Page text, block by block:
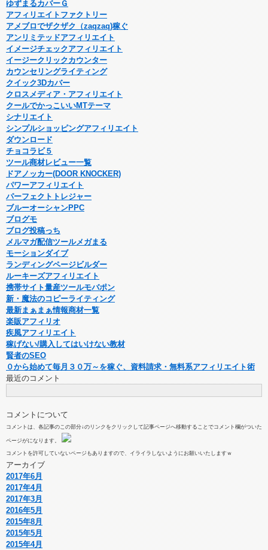
ゆずまるカバーＧ
アフィリエイトファクトリー
アメブロでザクザク（zaqzaq)稼ぐ
アンリミテッドアフィリエイト
イメージチェックアフィリエイト
イージークリックカウンター
カウンセリングライティング
クイック3Dカバー
クロスメディア・アフィリエイト
クールでかっこいいMTテーマ
シナリエイト
シンプルショッピングアフィリエイト
ダウンロード
チョコラビ５
ツール商材レビュー一覧
ドアノッカー(DOOR KNOCKER)
パワーアフィリエイト
パーフェクトトレジャー
ブルーオーシャンPPC
ブログモ
ブログ投稿っち
メルマガ配信ツールメガまる
モーションダイブ
ランディングページビルダー
ルーキーズアフィリエイト
携帯サイト量産ツールモバポン
新・魔法のコピーライティング
最新まぁまぁ情報商材一覧
楽販アフィリオ
疾風アフィリエイト
稼げない/購入してはいけない教材
賢者のSEO
０から始めて毎月３０万～を稼ぐ、資料請求・無料系アフィリエイト術
最近のコメント
コメントについて
コメントは、各記事のこの部分↓のリンクをクリックして記事ページへ移動することでコメント欄がついた
ページがになります。
コメントを許可していないページもありますので、イライラしないようにお願いいたしますｗ
アーカイブ
2017年6月
2017年4月
2017年3月
2016年5月
2015年8月
2015年5月
2015年4月